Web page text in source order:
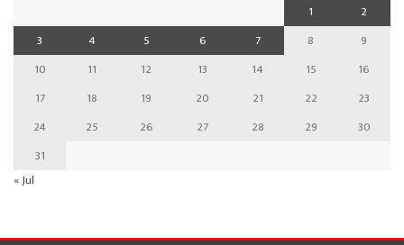
1
2
3
4 5 6 7 8
9
10
11 12 13 14 15
16
17
18 19 20 21 22
23
24
25 26 27 28 29
30
31
« Jul